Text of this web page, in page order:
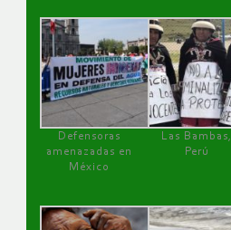
Defensoras
amenazadas en
México
Las Bambas,
Perú